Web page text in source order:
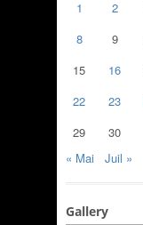
1 2
8
9
15
16
22
23
29
30
« Mai
Juil »
Gallery